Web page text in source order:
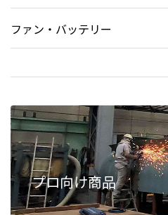
ファン・バッテリー
プロ向け商品